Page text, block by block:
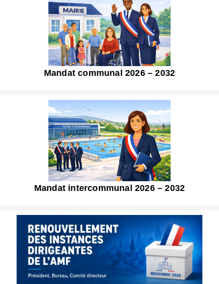
Mandat communal 2026 – 2032
Mandat intercommunal 2026 – 2032